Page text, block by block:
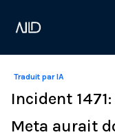
Traduit par IA
Incident
Meta aurait